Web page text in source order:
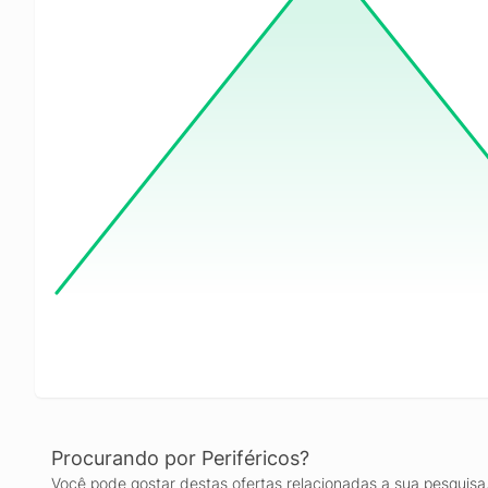
Procurando por Periféricos?
Você pode gostar destas ofertas relacionadas a sua